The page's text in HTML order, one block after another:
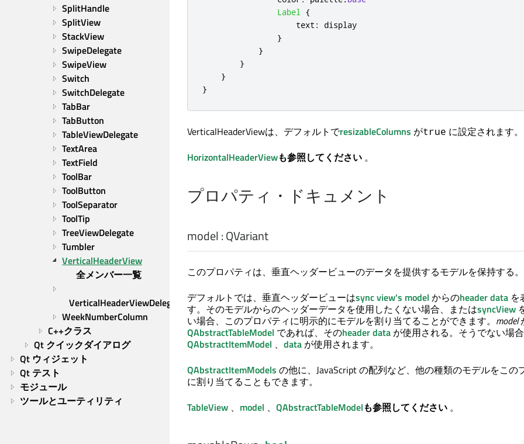
SplitHandle
SplitView
StackView
SwipeDelegate
SwipeView
Switch
SwitchDelegate
TabBar
TabButton
TableViewDelegate
TextArea
TextField
ToolBar
ToolButton
ToolSeparator
ToolTip
TreeViewDelegate
Tumbler
VerticalHeaderView
全メンバー一覧
VerticalHeaderViewDelegate
WeekNumberColumn
C++クラス
Qt クイックダイアログ
Qt ウィジェット
Qt テスト
モジュール
ツールとユーティリティ
Label {
text :
display
}
}
}
}
}
VerticalHeaderViewは、デフォルトでresizableColumns がtrue に設定されます。
HorizontalHeaderViewも参照してください 。
プロパティ・ドキュメント
model :QVariant
このプロパティは、垂直ヘッダービューのデータを提供するモデルを保持する。
デフォルトでは、垂直ヘッダービューはsync view's model からのheader data を
す。そのモデルからのヘッダーデータを使用したくない場合、またはsyncView
い場合、このプロパティに明示的にモデルを割り当てることができます。 model
QAbstractTableModel であれば、そのheader dataが使用される。そうでない場合
QAbstractItemModel 、 dataが使用されます。
QAbstractItemModels の他に、JavaScript の配列など、他の種類のモデルをこの
に割り当てることもできます。
TableView 、 model 、 QAbstractTableModelも参照してください 。